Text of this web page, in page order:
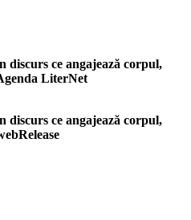
discurs ce angajează corpul,
LiterNet
discurs ce angajează corpul,